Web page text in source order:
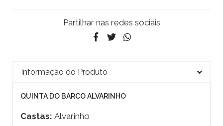
Partilhar nas redes sociais
Informação do Produto
QUINTA DO BARCO ALVARINHO
Castas: Alvarinho